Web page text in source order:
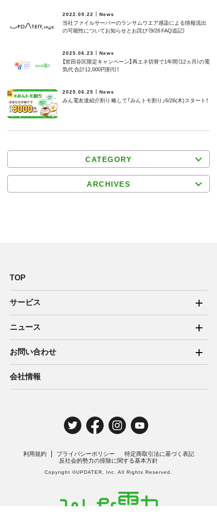
2022.09.22 News
当社ファイルサーバーのランサムウエア感染による情報流出
の可能性についてお知らせとお詫び（9/26 FAQ追記）
2025.06.23 News
【世田谷区限定キャンペーン】再エネ切替で1年間（12ヵ月）の電
気代 合計12,000円割引！
2025.06.25 News
みん電友達紹介割り 略して「みんトモ割り」6/26(木)スタート！
CATEGORY
ARCHIVES
TOP
サービス
ご家庭向け電力サービス
法人向け脱炭素サービス
住宅用太陽光売電 卒FIT
ニュース
2025年
2024年
2019年
お問い合わせ
ご家庭向け電力サービス・卒FIT電気の売電
法人向け脱炭素サービス・新電力向けサービス
電気工事のお申込み
会社情報
利用規約 プライバシーポリシー
特定商取引法に基づく表記
反社会的勢力の排除に関する基本方針
Copyright ©UPDATER, Inc. All Rights Reserved.